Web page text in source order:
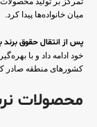
میان خانواده‌ها پیدا کرد.
پس از انتقال حقوق برند
خود ادامه داد و با
کشورهای منطقه صادر
محصولات